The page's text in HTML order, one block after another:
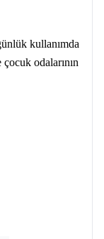
kullanımda
odalarının